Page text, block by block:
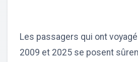
Les passagers qui ont
2009 et 2025 se posent